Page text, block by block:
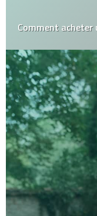
Comment acheter